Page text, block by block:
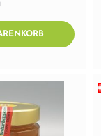
ADDTOCART